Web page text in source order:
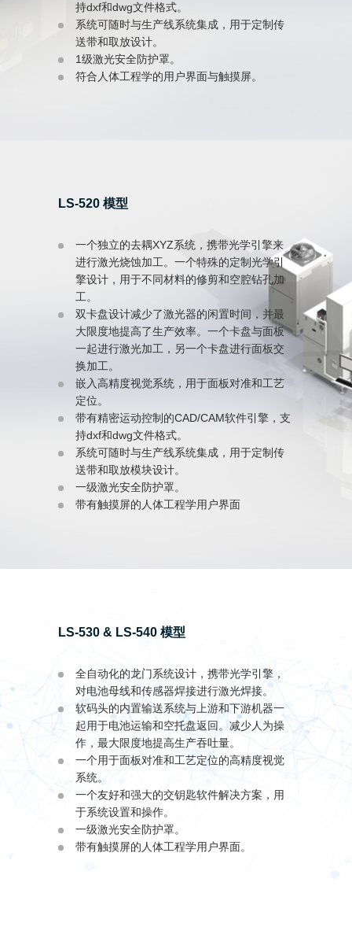
持dxf和dwg文件格式。
系统可随时与生产线系统集成，用于定制传
送带和取放设计。
1级激光安全防护罩。
符合人体工程学的用户界面与触摸屏。
LS-520 模型
一个独立的去耦XYZ系统，携带光学引擎来
进行激光烧蚀加工。一个特殊的定制光学引
擎设计，用于不同材料的修剪和空腔钻孔加
工。
双卡盘设计减少了激光器的闲置时间，并最
大限度地提高了生产效率。一个卡盘与面板
一起进行激光加工，另一个卡盘进行面板交
换加工。
嵌入高精度视觉系统，用于面板对准和工艺
定位。
带有精密运动控制的CAD/CAM软件引擎，支
持dxf和dwg文件格式。
系统可随时与生产线系统集成，用于定制传
送带和取放模块设计。
一级激光安全防护罩。
带有触摸屏的人体工程学用户界面
LS-530 & LS-540 模型
全自动化的龙门系统设计，携带光学引擎，
对电池母线和传感器焊接进行激光焊接。
软码头的内置输送系统与上游和下游机器一
起用于电池运输和空托盘返回。减少人为操
作，最大限度地提高生产吞吐量。
一个用于面板对准和工艺定位的高精度视觉
系统。
一个友好和强大的交钥匙软件解决方案，用
于系统设置和操作。
一级激光安全防护罩。
带有触摸屏的人体工程学用户界面。